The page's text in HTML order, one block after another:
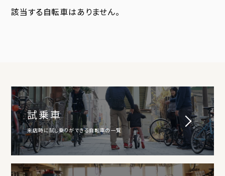
該当する自転車はありません。
試乗車
来店時に試し乗りができる自転車の一覧